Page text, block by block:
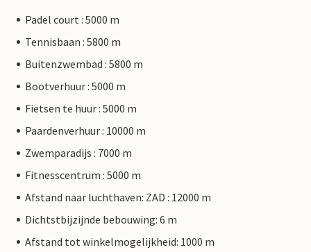
Padel court : 5000 m
Tennisbaan : 5800 m
Buitenzwembad : 5800 m
Bootverhuur : 5000 m
Fietsen te huur : 5000 m
Paardenverhuur : 10000 m
Zwemparadijs : 7000 m
Fitnesscentrum : 5000 m
Afstand naar luchthaven: ZAD : 12000 m
Dichtstbijzijnde bebouwing: 6 m
Afstand tot winkelmogelijkheid: 1000 m